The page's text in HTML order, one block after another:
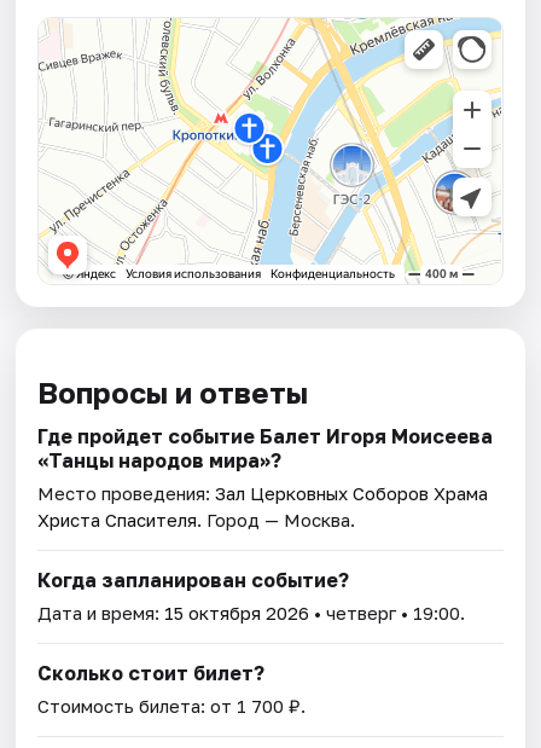
Вопросы и ответы
Где пройдет событие Балет Игоря Моисеева
«Танцы народов мира»?
Место проведения:Зал Церковных Соборов Храма
Христа Спасителя. Город — Москва.
Когда запланирован событие?
Дата и время: 15 октября 2026 • четверг • 19:00.
Сколько стоит билет?
Стоимость билета: от 1 700 ₽.